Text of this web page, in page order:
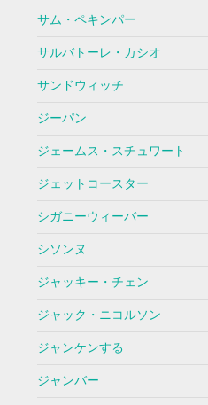
サム・ペキンパー
サルバトーレ・カシオ
サンドウィッチ
ジーパン
ジェームス・スチュワート
ジェットコースター
シガニーウィーバー
シソンヌ
ジャッキー・チェン
ジャック・ニコルソン
ジャンケンする
ジャンバー